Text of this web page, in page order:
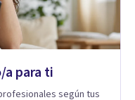
a para ti
según tus